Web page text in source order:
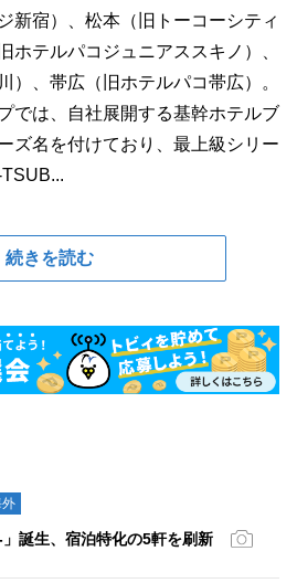
新宿）、松本（旧トーコーシティ
ホテルパコジュニアススキノ）、
）、帯広（旧ホテルパコ帯広）。
では、自社展開する基幹ホテルブ
ズ名を付けており、最上級シリー
続きを読む
」誕生、宿泊特化の5軒を刷新